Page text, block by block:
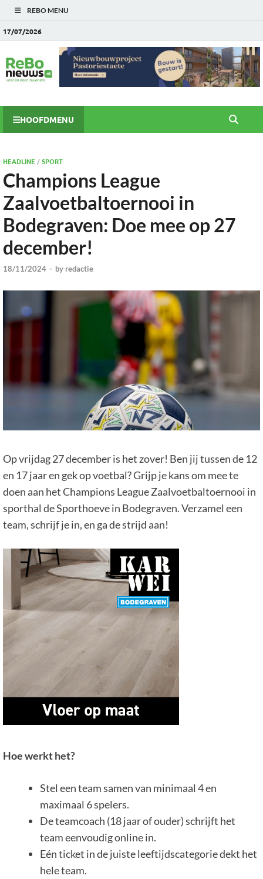
REBO MENU
17/07/2026
HOOFDMENU
HEADLINE/SPORT
Champions League
Zaalvoetbaltoernooi in
Bodegraven: Doe mee op 27
december!
18/11/2024 - by redactie
Op vrijdag 27 december is het zover! Ben jij tussen de 12
en 17 jaar en gek op voetbal? Grijp je kans om mee te
doen aan het Champions League Zaalvoetbaltoernooi in
sporthal de Sporthoeve in Bodegraven. Verzamel een
team, schrijf je in, en ga de strijd aan!
Hoe werkt het?
Stel een team samen van minimaal 4 en
maximaal 6 spelers.
De teamcoach (18 jaar of ouder) schrijft het
team eenvoudig online in.
Eén ticket in de juiste leeftijdscategorie dekt het
hele team.